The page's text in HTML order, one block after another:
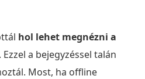
hol lehet megnézni a
. Ezzel a bejegyzéssel talán
Most, ha offline